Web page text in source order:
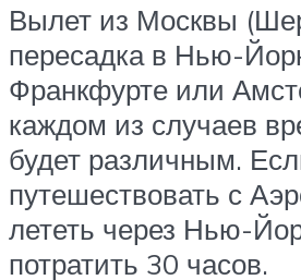
Вылет из Москвы
пересадка в Нью-
Франкфурте или
каждом из случаев
будет различным.
путешествовать с
лететь через Нью-
потратить 30 часов.